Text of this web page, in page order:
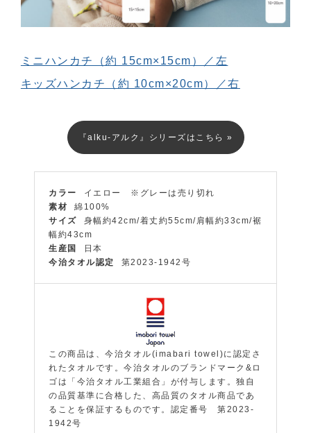
ミニハンカチ（約 15cm×15cm）／左
キッズハンカチ（約 10cm×20cm）／右
『alku-アルク』シリーズはこちら »
カラー
イエロー ※グレーは売り切れ
素材
綿100%
サイズ
身幅約42cm/着丈約55cm/肩幅約33cm/裾
幅約43cm
生産国
日本
今治タオル認定
第2023-1942号
この商品は、今治タオル(imabari towel)に認定さ
れたタオルです。今治タオルのブランドマーク&ロ
ゴは「今治タオル工業組合」が付与します。独自
の品質基準に合格した、高品質のタオル商品であ
ることを保証するものです。認定番号 第2023-
1942号